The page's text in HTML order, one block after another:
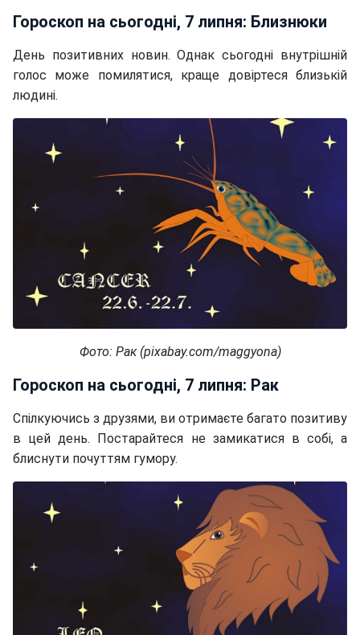
Гороскоп на сьогодні, 7 липня: Близнюки
День позитивних новин. Однак сьогодні внутрішній
голос може помилятися, краще довіртеся близькій
людині.
Фото: Рак (pixabay.com/maggyona)
Гороскоп на сьогодні, 7 липня: Рак
Спілкуючись з друзями, ви отримаєте багато позитиву
в цей день. Постарайтеся не замикатися в собі, а
блиснути почуттям гумору.